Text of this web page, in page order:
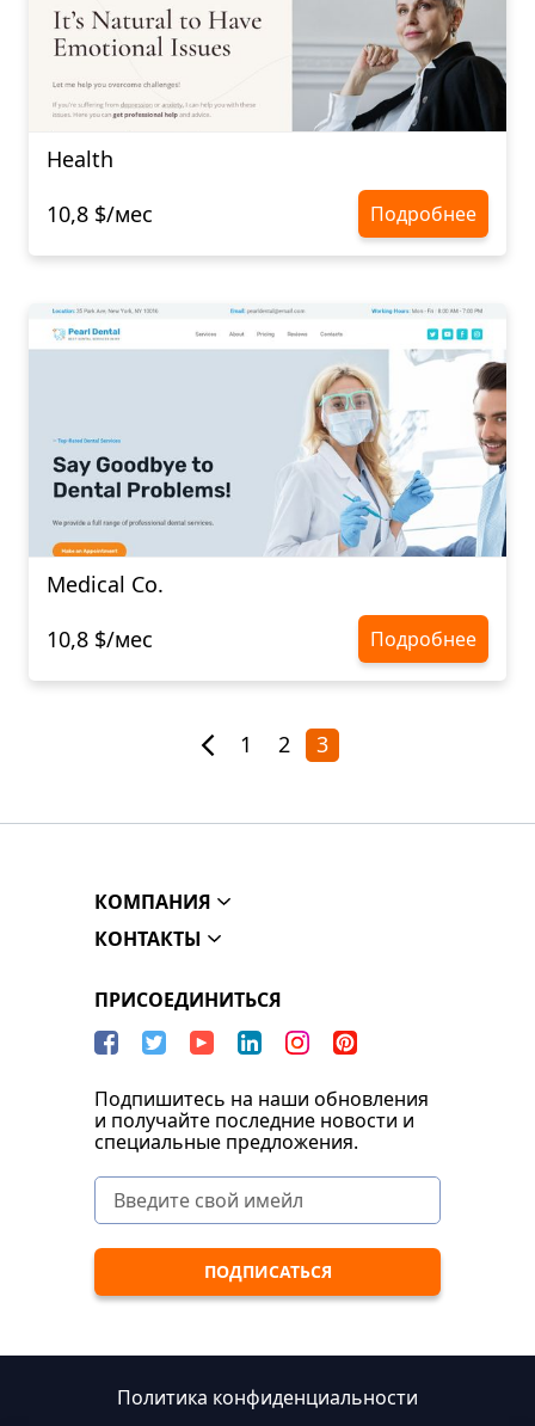
Health
10,8 $/мес
Подробнее
Medical Co.
10,8 $/мес
Подробнее
1 2 3
КОМПАНИЯ
КОНТАКТЫ
ПРИСОЕДИНИТЬСЯ
Подпишитесь на наши обновления
и получайте последние новости и
специальные предложения.
Политика конфиденциальности